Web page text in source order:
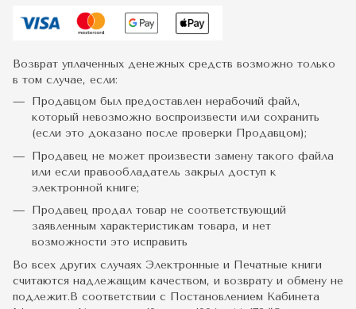
Возврат уплаченных денежных средств возможно только
в том случае, если:
Продавцом был предоставлен нерабочий файл,
который невозможно воспроизвести или сохранить
(если это доказано после проверки Продавцом);
Продавец не может произвести замену такого файла
или если правообладатель закрыл доступ к
электронной книге;
Продавец продал товар не соответствующий
заявленным характеристикам товара, и нет
возможности это исправить
Во всех других случаях Электронные и Печатные книги
считаются надлежащим качеством, и возврату и обмену не
подлежит.В соответствии с Постановлением Кабинета